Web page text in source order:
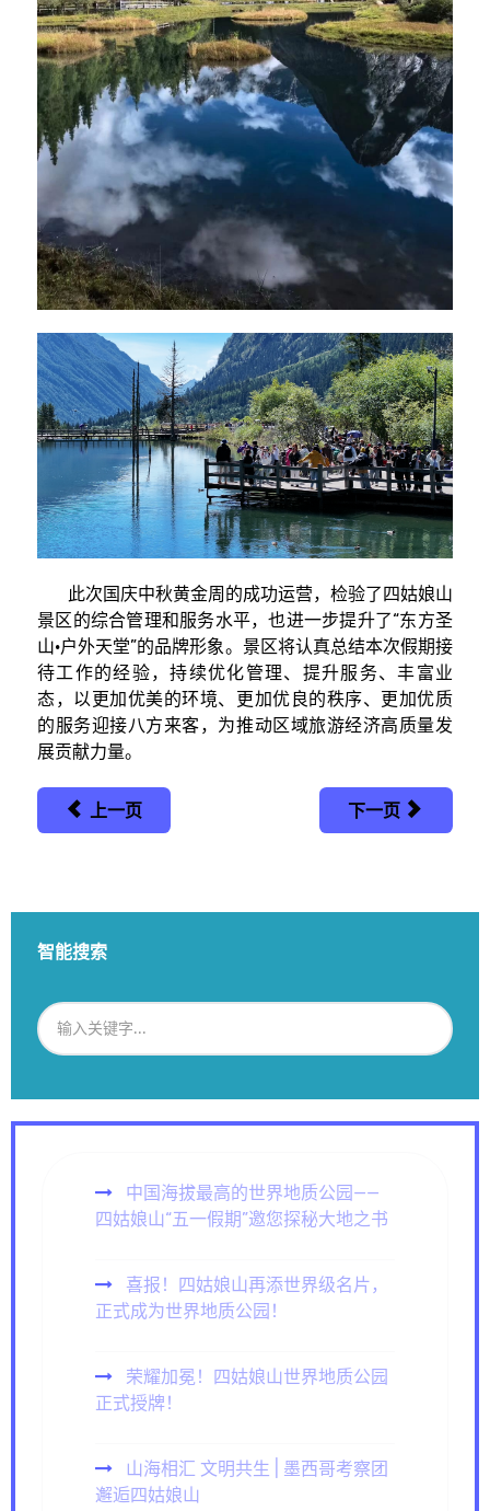
此次国庆中秋黄金周的成功运营，检验了四姑娘山
景区的综合管理和服务水平，也进一步提升了“东方圣
山·户外天堂”的品牌形象。景区将认真总结本次假期接
待工作的经验，持续优化管理、提升服务、丰富业
态，以更加优美的环境、更加优良的秩序、更加优质
的服务迎接八方来客，为推动区域旅游经济高质量发
展贡献力量。
上一页 下一页
智能搜索
中国海拔最高的世界地质公园——
四姑娘山“五一假期”邀您探秘大地之书
喜报！四姑娘山再添世界级名片，
正式成为世界地质公园！
荣耀加冕！四姑娘山世界地质公园
正式授牌！
山海相汇 文明共生 | 墨西哥考察团
邂逅四姑娘山